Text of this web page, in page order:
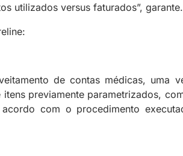
utilizados versus faturados”, garante.
de contas médicas, uma
previamente parametrizados,
com o procedimento